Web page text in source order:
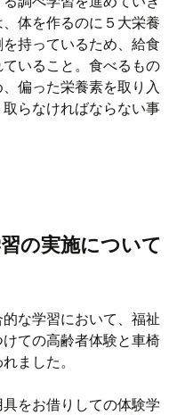
体を作るのに５大栄養
持っているため、給食
いること。食べるもの
偏った栄養素を取り入
らなければならない事
の実施について
な学習において、福祉
ての高齢者体験と車椅
ました。
をお借りしての体験学